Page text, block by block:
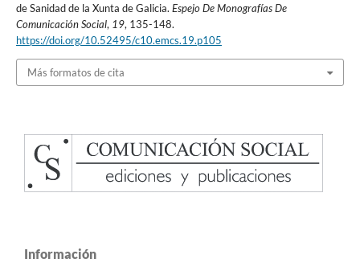
de Sanidad de la Xunta de Galicia. Espejo De Monografías De
Comunicación Social, 19, 135-148.
https://doi.org/10.52495/c10.emcs.19.p105
Más formatos de cita
Información